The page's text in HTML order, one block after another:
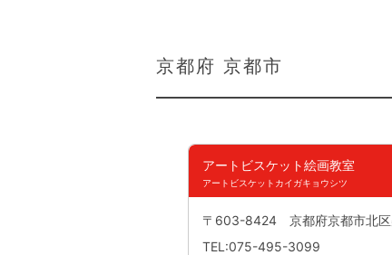
京都府 京都市
アートビスケット絵画教室
アートビスケットカイガキョウシツ
〒603-8424 京都府京都市北区
TEL:075-495-3099